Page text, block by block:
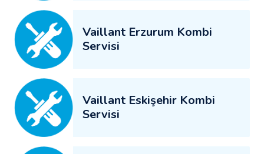
Vaillant Erzurum Kombi
Servisi
Vaillant Eskişehir Kombi
Servisi